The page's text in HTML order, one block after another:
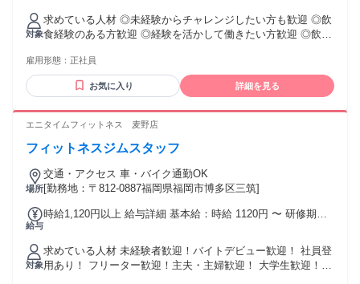
トした 20代の先輩たちも、 第一線で活躍しています！ ☆｡･
＊･｡☆｡･＊･｡☆｡･＊･｡☆｡･＊･｡☆｡･＊ 【転勤について】 ・
総合職 （全国の拠点で幅広い経験を積めます） ・地域限定職
（好きな地域で腰を据えて働けます） もお選びいただけま
れる通勤・皆勤・家族手当金額：なし 全員に一律で支払われ
るその他手当金額：なし
対象
求めている人材 ◎未経験からチャレンジしたい方も歓迎 ◎飲
食経験のある方歓迎 ◎経験を活かして働きたい方歓迎 ◎飲食
り上げていきたい方歓迎 ◎日本語での読み書き・会話が支障
なくできる方 ✨ 当社は人柄重視の採用です ✨ ￣￣￣￣￣￣
￣￣￣￣￣￣￣￣￣￣￣ 経験や学歴は不問です！ 当社は人柄
しをする感じで リラックスしてくださいね♪ 仕事内容や会社
☆
雇用形態： 正社員
お気に入り 詳細を見る
エニタイムフィットネス 麦野店
フィットネスジムスタッフ
場所
交通・アクセス 車・バイク通勤OK
[勤務地：〒812-0887福岡県福岡市博多区三筑]
給与
時給1,120円以上 給与詳細 基本給：時給 1120円 〜 研修期間
＊昇給あり ＊社員登用あり ＊交通費支給（全額）
対象
求めている人材 未経験者歓迎！バイトデビュー歓迎！ 社員登
用あり！ フリーター歓迎！主夫・主婦歓迎！ 大学生歓迎！ブ